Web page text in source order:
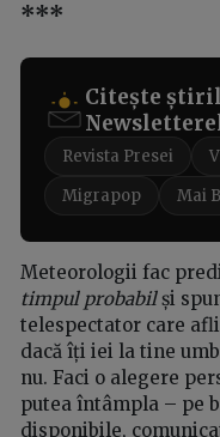
***
Citește
Revista Presei
Migrapop
Mai
Meteorologii fac
timpul probabil și
telespectator care
dacă îți iei la tine
nu. Faci o alegere
putea întâmpla – pe
disponibile,